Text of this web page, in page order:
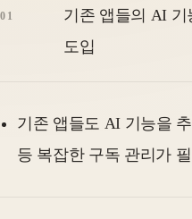
기존 앱들의 AI 기
도입
기존 앱들도 AI 기능을
등 복잡한 구독 관리가